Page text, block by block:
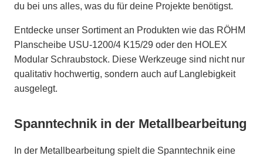
du bei uns alles, was du für deine Projekte benötigst.
Entdecke unser Sortiment an Produkten wie das RÖHM
Planscheibe USU-1200/4 K15/29 oder den HOLEX
Modular Schraubstock. Diese Werkzeuge sind nicht nur
qualitativ hochwertig, sondern auch auf Langlebigkeit
ausgelegt.
Spanntechnik in der Metallbearbeitung
In der Metallbearbeitung spielt die Spanntechnik eine